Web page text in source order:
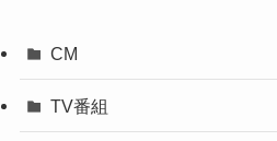
CM
TV番組